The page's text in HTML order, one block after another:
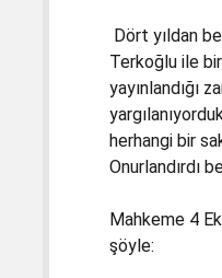
Dört yıldan
Terkoğlu ile
yayınlandığı
herhangi bir
Onurlandırdı
Mahkeme 4
şöyle: